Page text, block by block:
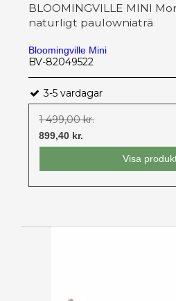
BLOOMINGVILLE MINI
naturligt paulowniaträ
Bloomingville Mini
BV-82049522
3-5 vardagar
1 499,00 kr.
899,40 kr.
Visa